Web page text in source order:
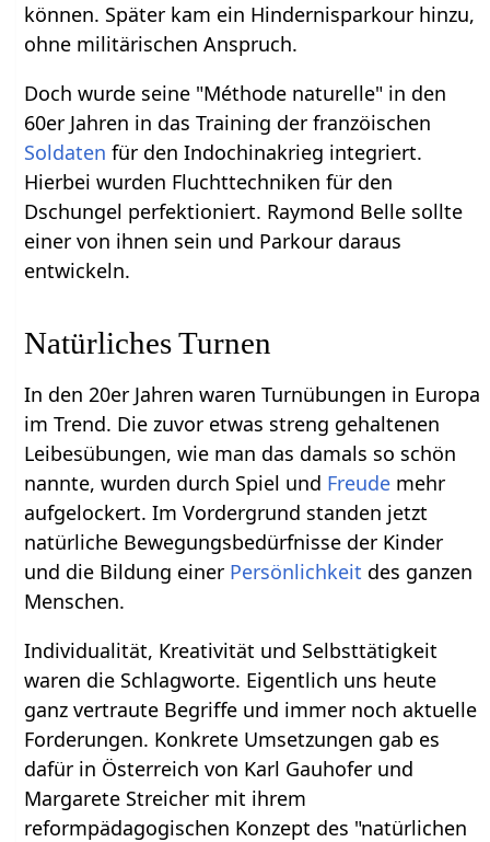
können. Später kam ein Hindernisparkour hinzu,
ohne militärischen Anspruch.
Doch wurde seine "Méthode naturelle" in den
60er Jahren in das Training der franzöischen
Soldaten für den Indochinakrieg integriert.
Hierbei wurden Fluchttechniken für den
Dschungel perfektioniert. Raymond Belle sollte
einer von ihnen sein und Parkour daraus
entwickeln.
Natürliches Turnen
In den 20er Jahren waren Turnübungen in Europa
im Trend. Die zuvor etwas streng gehaltenen
Leibesübungen, wie man das damals so schön
nannte, wurden durch Spiel und Freude mehr
aufgelockert. Im Vordergrund standen jetzt
natürliche Bewegungsbedürfnisse der Kinder
und die Bildung einer Persönlichkeit des ganzen
Menschen.
Individualität, Kreativität und Selbsttätigkeit
waren die Schlagworte. Eigentlich uns heute
ganz vertraute Begriffe und immer noch aktuelle
Forderungen. Konkrete Umsetzungen gab es
dafür in Österreich von Karl Gauhofer und
Margarete Streicher mit ihrem
reformpädagogischen Konzept des "natürlichen